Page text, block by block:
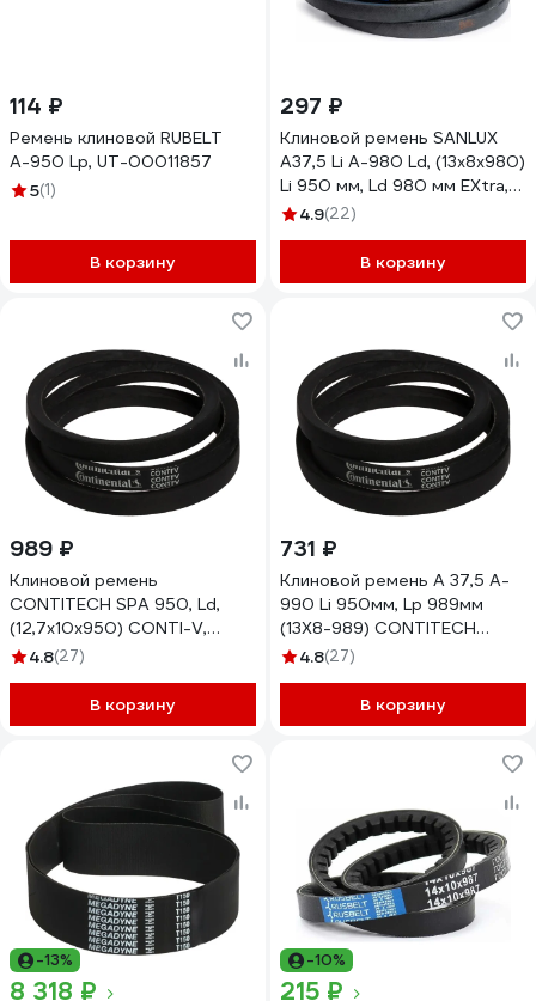
114 ₽
Ремень клиновой RUBELT
А-950 Lp, UT-00011857
5(1)
В корзину
297 ₽
Клиновой ремень SANLUX
A37,5 Li A-980 Ld, (13x8x980)
Li 950 мм, Ld 980 мм EXtra,
A37.5SANEX
4.9(22)
В корзину
989 ₽
Клиновой ремень
CONTITECH SPA 950, Ld,
(12,7x10x950) CONTI-V,
SPA950
4.8(27)
В корзину
731 ₽
Клиновой ремень A 37,5 A-
990 Li 950мм, Lp 989мм
(13X8-989) CONTITECH
CONTI-V A37.5CONTI
4.8(27)
В корзину
-13%
8 318 ₽
-10%
215 ₽